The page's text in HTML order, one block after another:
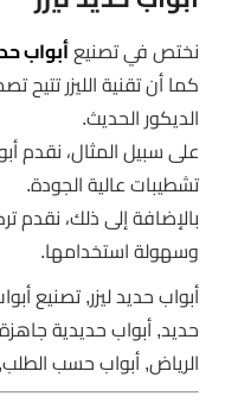
نختص في تصنيعأبواب
كما أن تقنية الليزر
الديكور الحديث.
على سبيل المثال، نقدم
تشطيبات عالية الجودة.
بالإضافة إلى ذلك، نقدم
وسهولة استخدامها.
أبواب حديد ليزر, تصنيع
حديد, أبواب حديدية
الرياض, أبواب حسب